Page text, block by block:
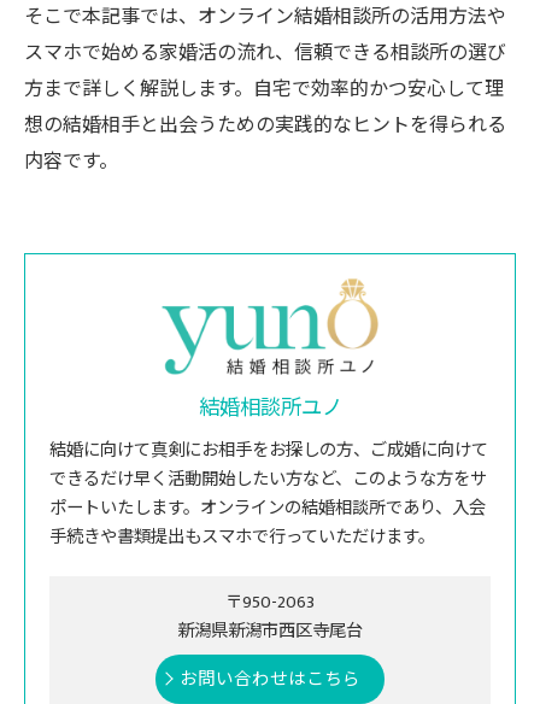
そこで本記事では、オンライン結婚相談所の活用方法や
スマホで始める家婚活の流れ、信頼できる相談所の選び
方まで詳しく解説します。自宅で効率的かつ安心して理
想の結婚相手と出会うための実践的なヒントを得られる
内容です。
結婚相談所ユノ
結婚に向けて真剣にお相手をお探しの方、ご成婚に向けて
できるだけ早く活動開始したい方など、このような方をサ
ポートいたします。オンラインの結婚相談所であり、入会
手続きや書類提出もスマホで行っていただけます。
〒950-2063
新潟県新潟市西区寺尾台
お問い合わせはこちら